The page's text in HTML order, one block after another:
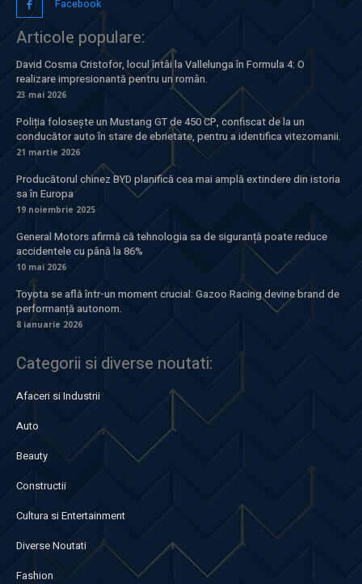
Facebook
Articole populare:
David Cosma Cristofor, locul întâi la Vallelunga în Formula 4: O
realizare impresionantă pentru un român.
23 mai 2026
Poliția folosește un Mustang GT de 450 CP, confiscat de la un
conducător auto în stare de ebrietate, pentru a identifica vitezomanii.
21 martie 2026
Producătorul chinez BYD planifică cea mai amplă extindere din istoria
sa în Europa
19 noiembrie 2025
General Motors afirmă că tehnologia sa de siguranță poate reduce
accidentele cu până la 86%
10 mai 2026
Toyota se află într-un moment crucial: Gazoo Racing devine brand de
performanță autonom.
8 ianuarie 2026
Categorii si diverse noutati:
Afaceri si Industrii
Auto
Beauty
Constructii
Cultura si Entertainment
Diverse Noutati
Fashion